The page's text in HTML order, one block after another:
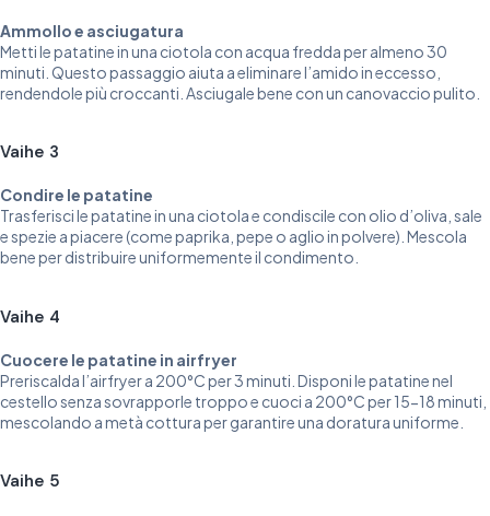
Ammollo e asciugatura
Metti le patatine in una ciotola con acqua fredda per almeno 30
minuti. Questo passaggio aiuta a eliminare l’amido in eccesso,
rendendole più croccanti. Asciugale bene con un canovaccio pulito.
Vaihe 3
Condire le patatine
Trasferisci le patatine in una ciotola e condiscile con olio d’oliva, sale
e spezie a piacere (come paprika, pepe o aglio in polvere). Mescola
bene per distribuire uniformemente il condimento.
Vaihe 4
Cuocere le patatine in airfryer
Preriscalda l’airfryer a 200°C per 3 minuti. Disponi le patatine nel
cestello senza sovrapporle troppo e cuoci a 200°C per 15-18 minuti,
mescolando a metà cottura per garantire una doratura uniforme.
Vaihe 5